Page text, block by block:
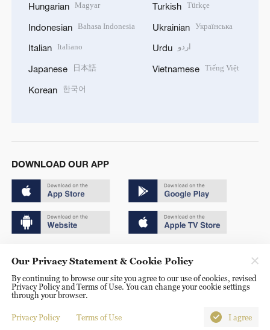
Hungarian Magyar
Indonesian Bahasa Indonesia
Italian Italiano
Japanese 日本語
Korean 한국어
Turkish Türkçe
Ukrainian Українська
Urdu اردو
Vietnamese Tiếng Việt
DOWNLOAD OUR APP
京ICP备20000184号
京公网安备 11010502050052号
Disinformation report hotline: 010-85061466
Our Privacy Statement & Cookie Policy
By continuing to browse our site you agree to our use of cookies, revised
Privacy Policy and Terms of Use. You can change your cookie settings
through your browser.
Privacy Policy Terms of Use I agree